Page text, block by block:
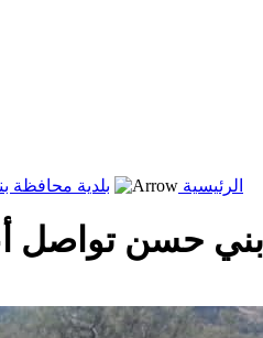
الرئيسية
بلدية محافظة
حسن تواصل